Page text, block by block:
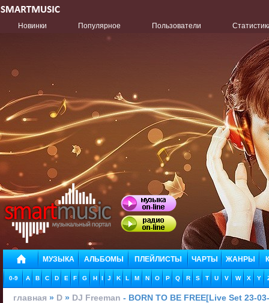
Новинки Популярное Пользователи
МУЗЫКА АЛЬБОМЫ ПЛЕЙЛИСТЫ ЧАРТЫ ЖАНРЫ
0-9 A B C D E F G H I J K L M N O P Q R S T U V W X Y
главная » D » DJ Freeman - BORN TO BE FREE[Live Set 23-